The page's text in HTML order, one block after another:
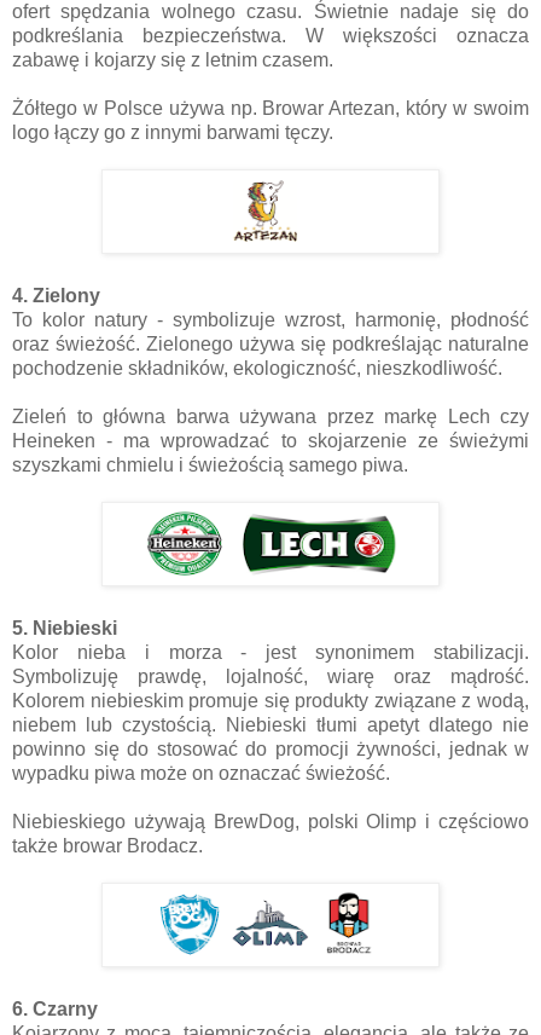
ofert spędzania wolnego czasu. Świetnie nadaje się do
podkreślania bezpieczeństwa. W większości oznacza
zabawę i kojarzy się z letnim czasem.
Żółtego w Polsce używa np. Browar Artezan, który w swoim
logo łączy go z innymi barwami tęczy.
4. Zielony
To kolor natury - symbolizuje wzrost, harmonię, płodność
oraz świeżość. Zielonego używa się podkreślając naturalne
pochodzenie składników, ekologiczność, nieszkodliwość.
Zieleń to główna barwa używana przez markę Lech czy
Heineken - ma wprowadzać to skojarzenie ze świeżymi
szyszkami chmielu i świeżością samego piwa.
5. Niebieski
Kolor nieba i morza - jest synonimem stabilizacji.
Symbolizuję prawdę, lojalność, wiarę oraz mądrość.
Kolorem niebieskim promuje się produkty związane z wodą,
niebem lub czystością. Niebieski tłumi apetyt dlatego nie
powinno się do stosować do promocji żywności, jednak w
wypadku piwa może on oznaczać świeżość.
Niebieskiego używają BrewDog, polski Olimp i częściowo
także browar Brodacz.
6. Czarny